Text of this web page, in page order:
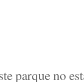
parque no